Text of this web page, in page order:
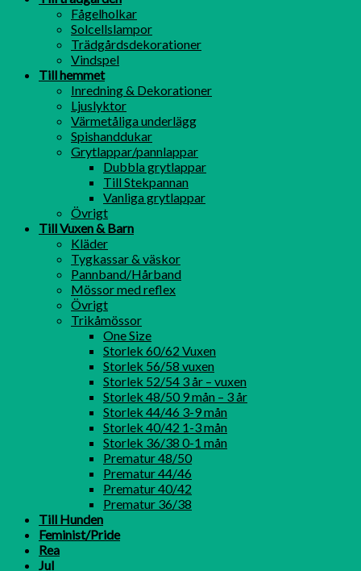
Fågelholkar
Solcellslampor
Trädgårdsdekorationer
Vindspel
Till hemmet
Inredning & Dekorationer
Ljuslyktor
Värmetåliga underlägg
Spishanddukar
Grytlappar/pannlappar
Dubbla grytlappar
Till Stekpannan
Vanliga grytlappar
Övrigt
Till Vuxen & Barn
Kläder
Tygkassar & väskor
Pannband/Hårband
Mössor med reflex
Övrigt
Trikåmössor
One Size
Storlek 60/62 Vuxen
Storlek 56/58 vuxen
Storlek 52/54 3 år – vuxen
Storlek 48/50 9 mån – 3 år
Storlek 44/46 3-9 mån
Storlek 40/42 1-3 mån
Storlek 36/38 0-1 mån
Prematur 48/50
Prematur 44/46
Prematur 40/42
Prematur 36/38
Till Hunden
Feminist/Pride
Rea
Jul